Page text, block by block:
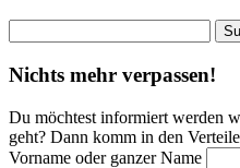
nach:
Nichts mehr verpassen!
Du möchtest informiert werden
geht? Dann komm in den
Vorname oder ganzer Name